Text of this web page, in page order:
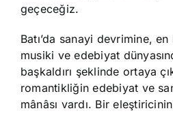
geçeceğiz.
Batı’da sanayi devrimine,
musiki ve edebiyat
başkaldırı şeklinde ortaya
romantikliğin edebiyat ve
mânâsı vardı. Bir